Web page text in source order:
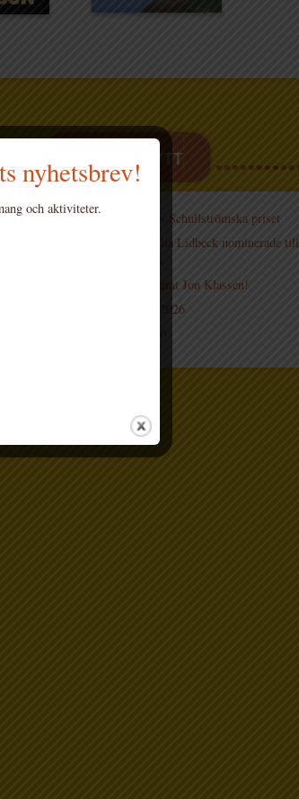
SENASTE NYTT
Mia Öström tilldelas Schullströmska priset
Johan Ehn och Cecilia Lidbeck nominerade till
Knep och knåp signerat Jon Klassen!
Barnboksfestivalen 2026
nyhetsbrev!
och aktiviteter.